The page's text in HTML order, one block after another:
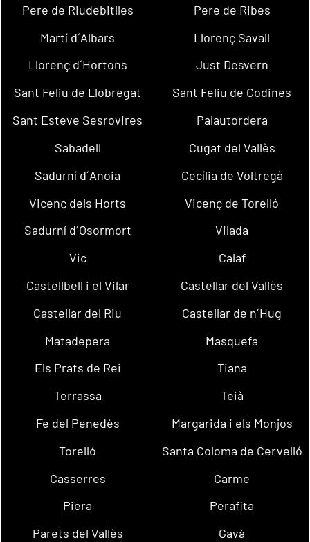
Pere de Riudebitlles
Pere de Ribes
Martí d´Albars
Llorenç Savall
Llorenç d´Hortons
Just Desvern
Sant Feliu de Llobregat
Sant Feliu de Codines
Sant Esteve Sesrovires
Palautordera
Sabadell
Cugat del Vallès
Sadurní d´Anoia
Cecília de Voltregà
Vicenç dels Horts
Vicenç de Torelló
Sadurní d´Osormort
Vilada
Vic
Calaf
Castellbell i el Vilar
Castellar del Vallès
Castellar del Riu
Castellar de n´Hug
Matadepera
Masquefa
Els Prats de Rei
Tiana
Terrassa
Teià
Fe del Penedès
Margarida i els Monjos
Torelló
Santa Coloma de Cervelló
Casserres
Carme
Piera
Perafita
Parets del Vallès
Gavà